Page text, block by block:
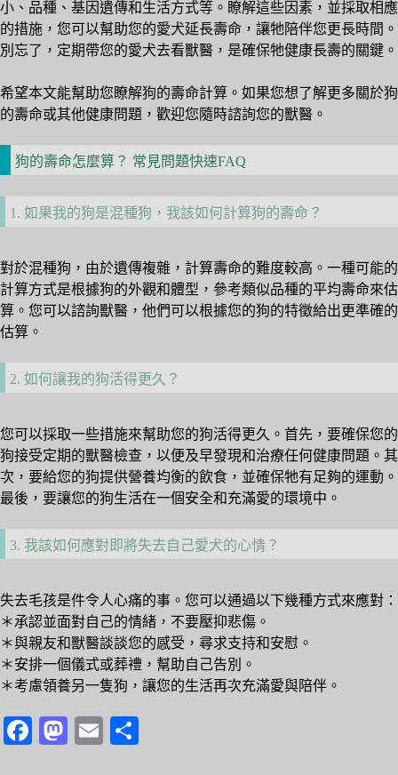
小、品種、基因遺傳和生活方式等。瞭解這些因素，並採取相應
的措施，您可以幫助您的愛犬延長壽命，讓牠陪伴您更長時間。
別忘了，定期帶您的愛犬去看獸醫，是確保牠健康長壽的關鍵。
希望本文能幫助您瞭解狗的壽命計算。如果您想了解更多關於狗
的壽命或其他健康問題，歡迎您隨時諮詢您的獸醫。
狗的壽命怎麼算？ 常見問題快速FAQ
1. 如果我的狗是混種狗，我該如何計算狗的壽命？
對於混種狗，由於遺傳複雜，計算壽命的難度較高。一種可能的
計算方式是根據狗的外觀和體型，參考類似品種的平均壽命來估
算。您可以諮詢獸醫，他們可以根據您的狗的特徵給出更準確的
估算。
2. 如何讓我的狗活得更久？
您可以採取一些措施來幫助您的狗活得更久。首先，要確保您的
狗接受定期的獸醫檢查，以便及早發現和治療任何健康問題。其
次，要給您的狗提供營養均衡的飲食，並確保牠有足夠的運動。
最後，要讓您的狗生活在一個安全和充滿愛的環境中。
3. 我該如何應對即將失去自己愛犬的心情？
失去毛孩是件令人心痛的事。您可以通過以下幾種方式來應對：
＊承認並面對自己的情緒，不要壓抑悲傷。
＊與親友和獸醫談談您的感受，尋求支持和安慰。
＊安排一個儀式或葬禮，幫助自己告別。
＊考慮領養另一隻狗，讓您的生活再次充滿愛與陪伴。
Fa M
E